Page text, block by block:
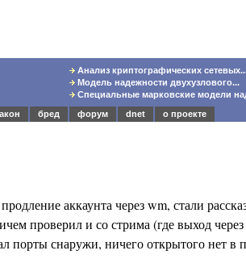
Анализ криптографических
Модель надежности двухузлового...
Специальные марковские модели
бред форум dnet
о проекте
аккаунта через wm, стали
проверил и со стрима (где выход
порты снаружи, ничего открытого нет в